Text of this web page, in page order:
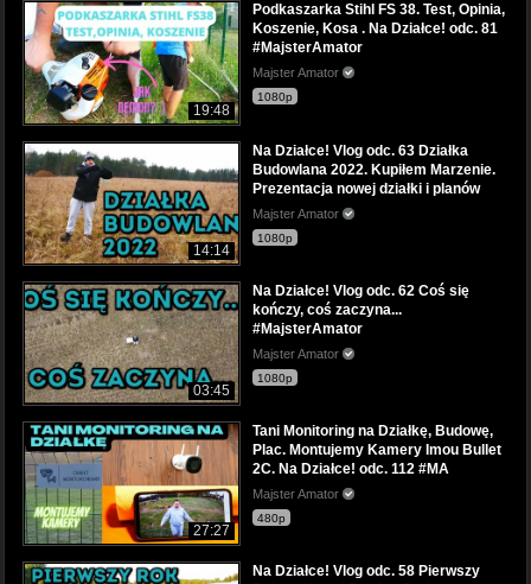
19:48
Podkaszarka Stihl FS 38. Test, Opinia,
Koszenie, Kosa . Na Działce! odc. 81
#MajsterAmator
Majster Amator
1080p
14:14
Na Działce! Vlog odc. 63 Działka
Budowlana 2022. Kupiłem Marzenie.
Prezentacja nowej działki i planów
Majster Amator
1080p
03:45
Na Działce! Vlog odc. 62 Coś się
kończy, coś zaczyna...
#MajsterAmator
Majster Amator
1080p
27:27
Tani Monitoring na Działkę, Budowę,
Plac. Montujemy Kamery Imou Bullet
2C. Na Działce! odc. 112 #MA
Majster Amator
480p
Na Działce! Vlog odc. 58 Pierwszy